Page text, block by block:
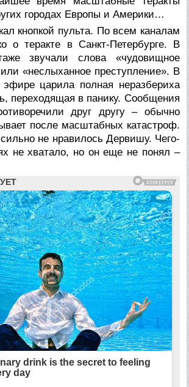
городах Европы и Америки…
кнопкой пульта. По всем каналам
о теракте в Санкт-Петербурге. В
звучали слова «чудовищное
«неслыханное преступление». В
эфире царила полная неразбериха
переходящая в панику. Сообщения
друг другу – обычно
после масштабных катастроф.
не нравилось Дервишу. Чего-
не хватало, но он еще не понял –